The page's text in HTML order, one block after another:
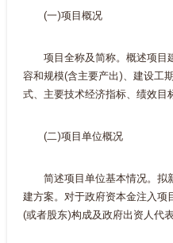
(一)项目概况
项目全称及简称。概述项目
容和规模(含主要产出)、建设工
式、主要技术经济指标、绩效目
(二)项目单位概况
简述项目单位基本情况。拟
建方案。对于政府资本金注入项
(或者股东)构成及政府出资人代表